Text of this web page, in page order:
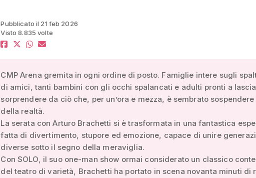
Pubblicato il 21 feb 2026
Visto 8.835 volte
CMP Arena gremita in ogni ordine di posto. Famiglie intere sugli
di amici, tanti bambini con gli occhi spalancati e adulti pronti a
sorprendere da ciò che, per un’ora e mezza, è sembrato
della realtà.
La serata con Arturo Brachetti si è trasformata in una fantastica
fatta di divertimento, stupore ed emozione, capace di unire
diverse sotto il segno della meraviglia.
Con SOLO, il suo one-man show ormai considerato un classico
del teatro di varietà, Brachetti ha portato in scena novanta minuti di